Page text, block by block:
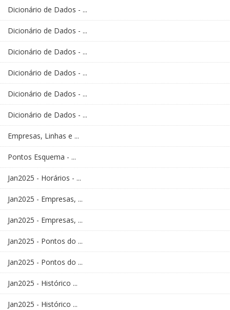
Dicionário de Dados - ...
Dicionário de Dados - ...
Dicionário de Dados - ...
Dicionário de Dados - ...
Dicionário de Dados - ...
Dicionário de Dados - ...
Empresas, Linhas e ...
Pontos Esquema - ...
Jan2025 - Horários - ...
Jan2025 - Empresas, ...
Jan2025 - Empresas, ...
Jan2025 - Pontos do ...
Jan2025 - Pontos do ...
Jan2025 - Histórico ...
Jan2025 - Histórico ...